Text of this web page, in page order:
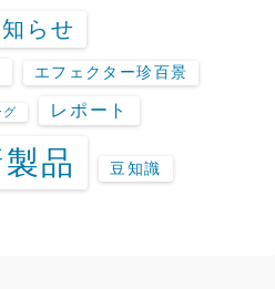
らせ
エフェクター珍百景
グ レポート
品 豆知識